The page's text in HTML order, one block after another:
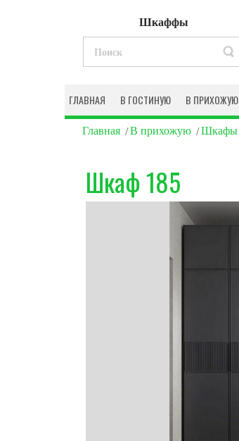
Шкаффы
ГЛАВНАЯ В ГОСТИНУЮ В ПРИХОЖУЮ
Главная В прихожую Шкафы
Шкаф 185